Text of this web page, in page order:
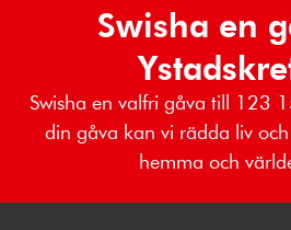
Swisha en
Swisha en valfri gåva till 123
din gåva kan vi rädda liv
hemma och